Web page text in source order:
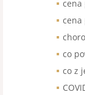
cena
cena
co
co z